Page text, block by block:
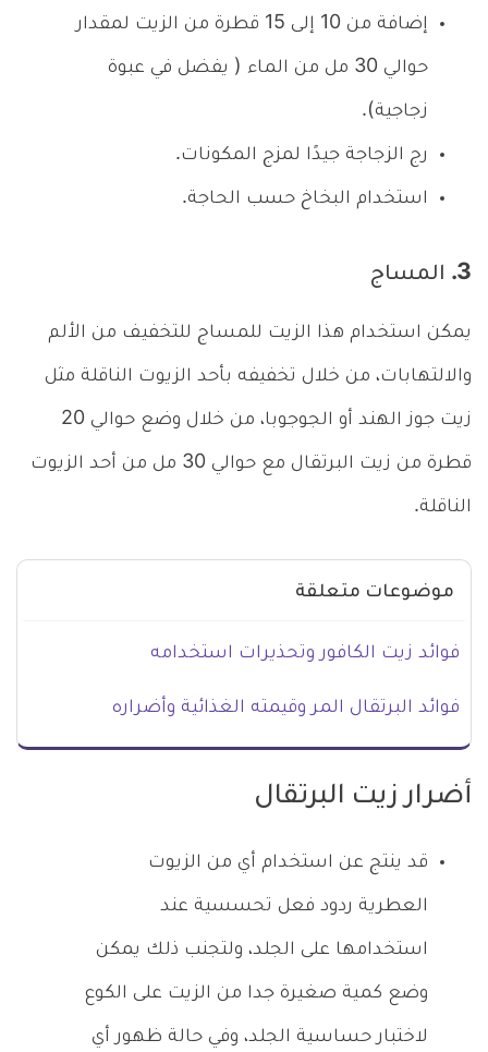
إضافة من 10 إلى 15 قطرة من الزيت لمقدار
حوالي 30 مل من الماء ( يفضل في عبوة
زجاجية).
رج الزجاجة جيدًا لمزج المكونات.
استخدام البخاخ حسب الحاجة.
3. المساج
يمكن استخدام هذا الزيت للمساج للتخفيف من الألم
والالتهابات، من خلال تخفيفه بأحد الزيوت الناقلة مثل
زيت جوز الهند أو الجوجوبا، من خلال وضع حوالي 20
قطرة من زيت البرتقال مع حوالي 30 مل من أحد الزيوت
الناقلة.
موضوعات متعلقة
فوائد زيت الكافور وتحذيرات استخدامه
فوائد البرتقال المر وقيمته الغذائية وأضراره
أضرار زيت البرتقال
قد ينتج عن استخدام أي من الزيوت
العطرية ردود فعل تحسسية عند
استخدامها على الجلد، ولتجنب ذلك يمكن
وضع كمية صغيرة جدا من الزيت على الكوع
لاختبار حساسية الجلد، وفي حالة ظهور أي